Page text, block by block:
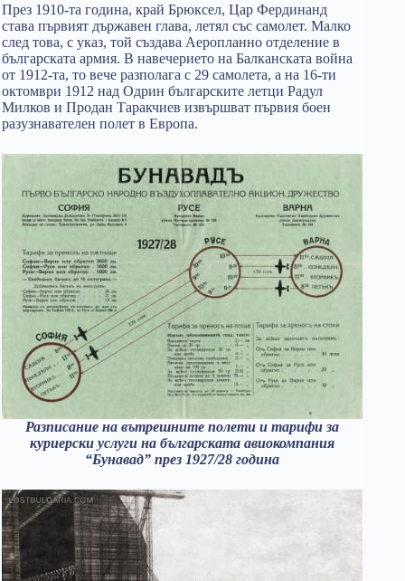
През 1910-та година, край Брюксел, Цар Фердинанд
става първият държавен глава, летял със самолет. Малко
след това, с указ, той създава Аеропланно отделение в
българската армия. В навечерието на Балканската война
от 1912-та, то вече разполага с 29 самолета, а на 16-ти
октомври 1912 над Одрин българските летци Радул
Милков и Продан Таракчиев извършват първия боен
разузнавателен полет в Европа.
Разписание на вътрешните полети и тарифи за
куриерски услуги на българската авиокомпания
“Бунавад” през 1927/28 година